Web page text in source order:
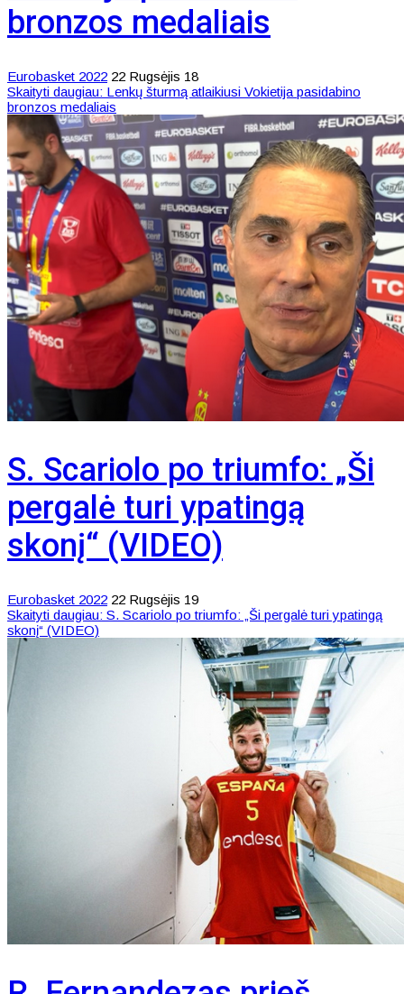
bronzos medaliais
Eurobasket 2022 22 Rugsėjis 18
Skaityti daugiau: Lenkų šturmą atlaikiusi Vokietija pasidabino
bronzos medaliais
S. Scariolo po triumfo: „Ši
pergalė turi ypatingą
skonį“ (VIDEO)
Eurobasket 2022 22 Rugsėjis 19
Skaityti daugiau: S. Scariolo po triumfo: „Ši pergalė turi ypatingą
skonį“ (VIDEO)